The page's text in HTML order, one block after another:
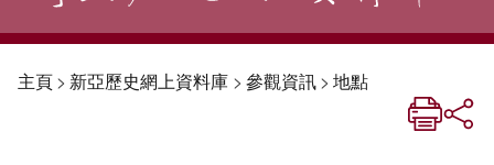
主頁> 新亞歷史網上資料庫 > 參觀資訊> 地點